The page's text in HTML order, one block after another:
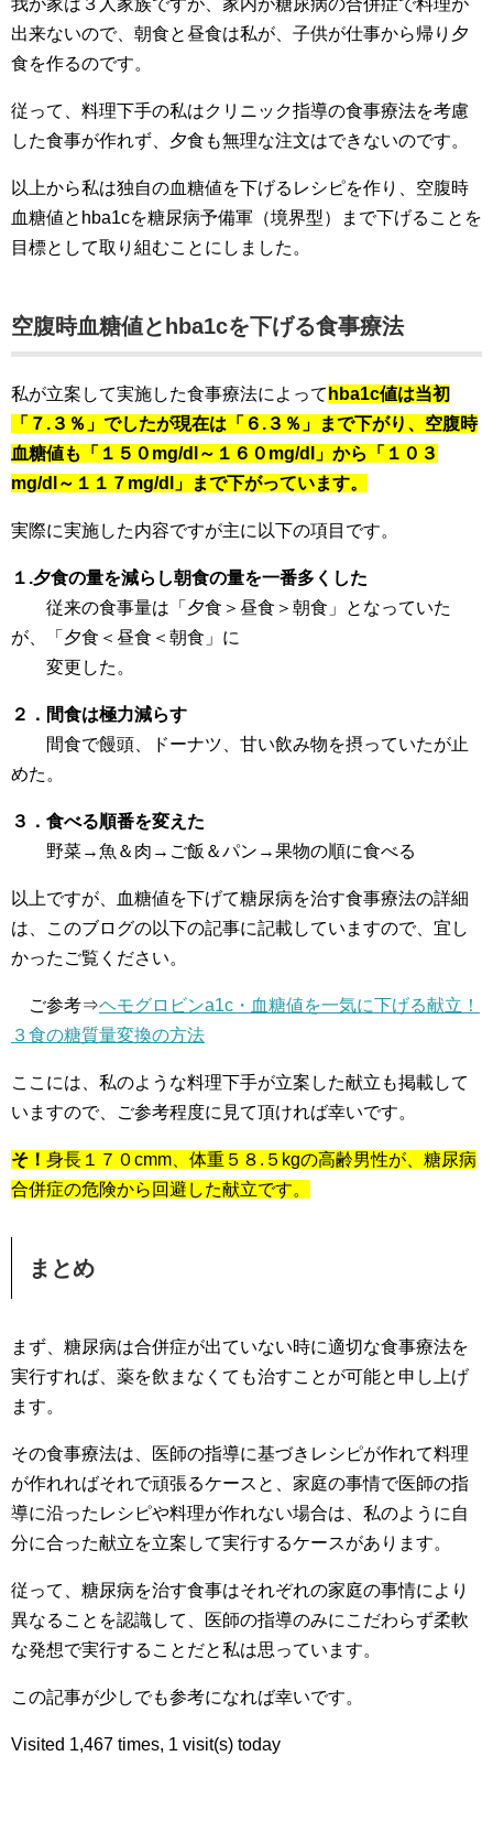
我が家は３人家族ですが、家内が糖尿病の合併症で料理が
出来ないので、朝食と昼食は私が、子供が仕事から帰り夕
食を作るのです。
従って、料理下手の私はクリニック指導の食事療法を考慮
した食事が作れず、夕食も無理な注文はできないのです。
以上から私は独自の血糖値を下げるレシピを作り、空腹時
血糖値とhba1cを糖尿病予備軍（境界型）まで下げることを
目標として取り組むことにしました。
空腹時血糖値とhba1cを下げる食事療法
私が立案して実施した食事療法によって hba1c値は当初
「７.３％」でしたが現在は「６.３％」まで下がり、空腹時
血糖値も「１５０mg/dl～１６０mg/dl」から「１０３
mg/dl～１１７mg/dl」まで下がっています。
実際に実施した内容ですが主に以下の項目です。
１.夕食の量を減らし朝食の量を一番多くした
従来の食事量は「夕食＞昼食＞朝食」となっていた
が、「夕食＜昼食＜朝食」に
変更した。
２．間食は極力減らす
間食で饅頭、ドーナツ、甘い飲み物を摂っていたが止
めた。
３．食べる順番を変えた
野菜→魚＆肉→ご飯＆パン→果物の順に食べる
以上ですが、血糖値を下げて糖尿病を治す食事療法の詳細
は、このブログの以下の記事に記載していますので、宜し
かったご覧ください。
ご参考⇒ヘモグロビンa1c・血糖値を一気に下げる献立！
３食の糖質量変換の方法
ここには、私のような料理下手が立案した献立も掲載して
いますので、ご参考程度に見て頂ければ幸いです。
そ！ 身長１７０cmm、体重５８.５kgの高齢男性が、糖尿病
合併症の危険から回避した献立です。
まとめ
まず、糖尿病は合併症が出ていない時に適切な食事療法を
実行すれば、薬を飲まなくても治すことが可能と申し上げ
ます。
その食事療法は、医師の指導に基づきレシピが作れて料理
が作れればそれで頑張るケースと、家庭の事情で医師の指
導に沿ったレシピや料理が作れない場合は、私のように自
分に合った献立を立案して実行するケースがあります。
従って、糖尿病を治す食事はそれぞれの家庭の事情により
異なることを認識して、医師の指導のみにこだわらず柔軟
な発想で実行することだと私は思っています。
この記事が少しでも参考になれば幸いです。
Visited 1,467 times, 1 visit(s) today